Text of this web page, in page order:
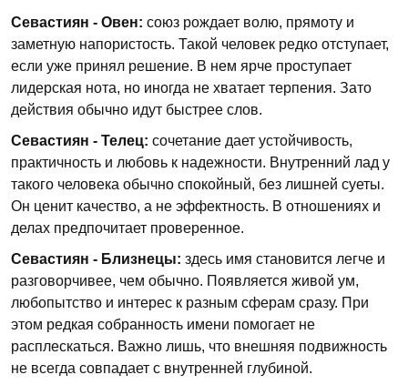
Севастиян - Овен: союз рождает волю, прямоту и
заметную напористость. Такой человек редко отступает,
если уже принял решение. В нем ярче проступает
лидерская нота, но иногда не хватает терпения. Зато
действия обычно идут быстрее слов.
Севастиян - Телец: сочетание дает устойчивость,
практичность и любовь к надежности. Внутренний лад у
такого человека обычно спокойный, без лишней суеты.
Он ценит качество, а не эффектность. В отношениях и
делах предпочитает проверенное.
Севастиян - Близнецы: здесь имя становится легче и
разговорчивее, чем обычно. Появляется живой ум,
любопытство и интерес к разным сферам сразу. При
этом редкая собранность имени помогает не
расплескаться. Важно лишь, что внешняя подвижность
не всегда совпадает с внутренней глубиной.